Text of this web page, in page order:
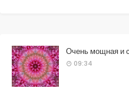
Очень мощная и
09:34